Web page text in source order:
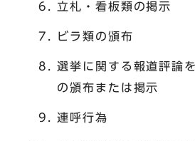
立札・看板類の掲示
ビラ類の頒布
選挙に関する報道評論
の頒布または掲示
連呼行為